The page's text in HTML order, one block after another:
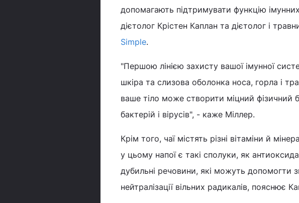
допомагають підтримувати функцію
дієтолог Крістен Каплан та дієтолог і
Simple.
"Першою лінією захисту вашої імунної
шкіра та слизова оболонка носа, горла і
ваше тіло може створити міцний фізичний
бактерій і вірусів", - каже Міллер.
Крім того, чаї містять різні вітаміни й
у цьому напої є такі сполуки, як
дубильні речовини, які можуть
нейтралізації вільних радикалів, пояснює